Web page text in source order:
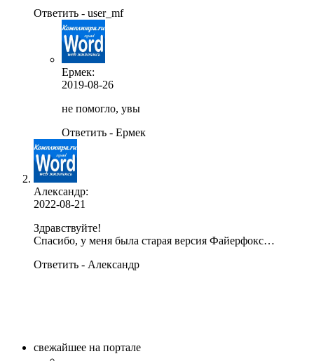
Ответить - user_mf
Ермек:
2019-08-26
не помогло, увы
Ответить - Ермек
Александр:
2022-08-21
Здравствуйте!
Спасибо, у меня была старая версия Файерфокс…
Ответить - Александр
свежайшее на портале